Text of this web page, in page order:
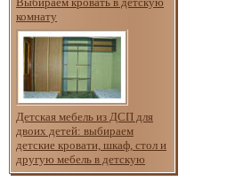
комнату
Детская мебель из ДСП для
двоих детей: выбираем
детские кровати, шкаф, стол и
другую мебель в детскую